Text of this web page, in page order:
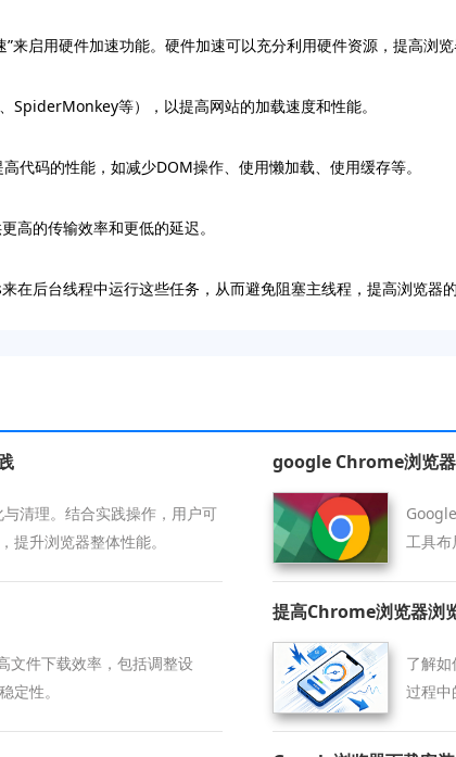
来启用硬件加速功能。硬件加速可以充分利用硬件资源，提高浏览
SpiderMonkey等），以提高网站的加载速度和性能。
代码的性能，如减少DOM操作、使用懒加载、使用缓存等。
高的传输效率和更低的延迟。
后台线程中运行这些任务，从而避免阻塞主线程，提高浏览器的
清理。结合实践操作，用户可
提升浏览器整体性能。
google Chrome浏览
工具布
文件下载效率，包括调整设
定性。
提高Chrome浏览器浏
了解
过程中